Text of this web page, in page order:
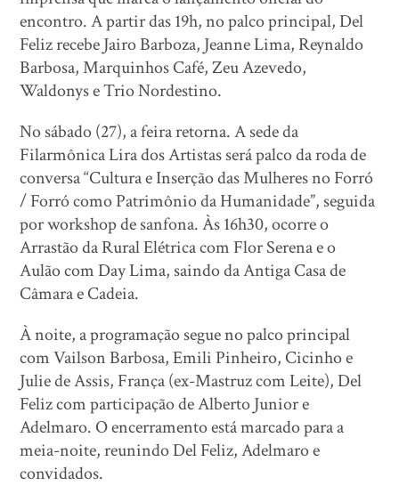
encontro. A partir das 19h, no palco principal, Del
Feliz recebe Jairo Barboza, Jeanne Lima, Reynaldo
Barbosa, Marquinhos Café, Zeu Azevedo,
Waldonys e Trio Nordestino.
No sábado (27), a feira retorna. A sede da
Filarmônica Lira dos Artistas será palco da roda de
conversa “Cultura e Inserção das Mulheres no Forró
/ Forró como Patrimônio da Humanidade”, seguida
por workshop de sanfona. Às 16h30, ocorre o
Arrastão da Rural Elétrica com Flor Serena e o
Aulão com Day Lima, saindo da Antiga Casa de
Câmara e Cadeia.
À noite, a programação segue no palco principal
com Vailson Barbosa, Emili Pinheiro, Cicinho e
Julie de Assis, França (ex-Mastruz com Leite), Del
Feliz com participação de Alberto Junior e
Adelmaro. O encerramento está marcado para a
meia-noite, reunindo Del Feliz, Adelmaro e
convidados.